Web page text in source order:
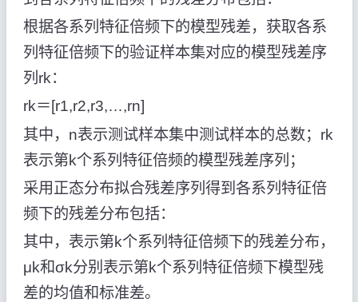
根据各系列特征倍频下的模型残差，获取各系
列特征倍频下的验证样本集对应的模型残差序
列rk：
rk＝[r1,r2,r3,…,rn]
其中，n表示测试样本集中测试样本的总数；rk
表示第k个系列特征倍频的模型残差序列；
采用正态分布拟合残差序列得到各系列特征倍
频下的残差分布包括：
其中， 表示第k个系列特征倍频下的残差分布，
μk和σk分别表示第k个系列特征倍频下模型残
差的均值和标准差。